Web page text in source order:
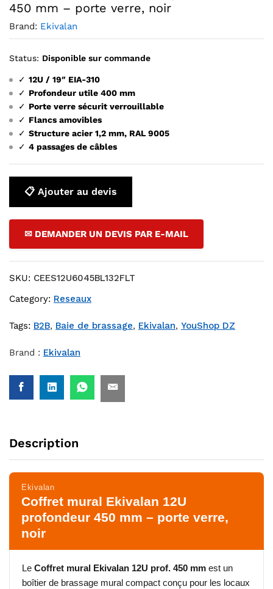
450 mm – porte verre, noir
Brand: Ekivalan
Status: Disponible sur commande
✓ 12U / 19″ EIA-310
✓ Profondeur utile 400 mm
✓ Porte verre sécurit verrouillable
✓ Flancs amovibles
✓ Structure acier 1,2 mm, RAL 9005
✓ 4 passages de câbles
📋 Ajouter au devis
✉ DEMANDER UN DEVIS PAR E-MAIL
SKU: CEES12U6045BL132FLT
Category: Reseaux
Tags: B2B, Baie de brassage, Ekivalan, YouShop DZ
Brand : Ekivalan
Description
Ekivalan
Coffret mural Ekivalan 12U
profondeur 450 mm – porte verre,
noir
Le Coffret mural Ekivalan 12U prof. 450 mm est un
boîtier de brassage mural compact conçu pour les locaux